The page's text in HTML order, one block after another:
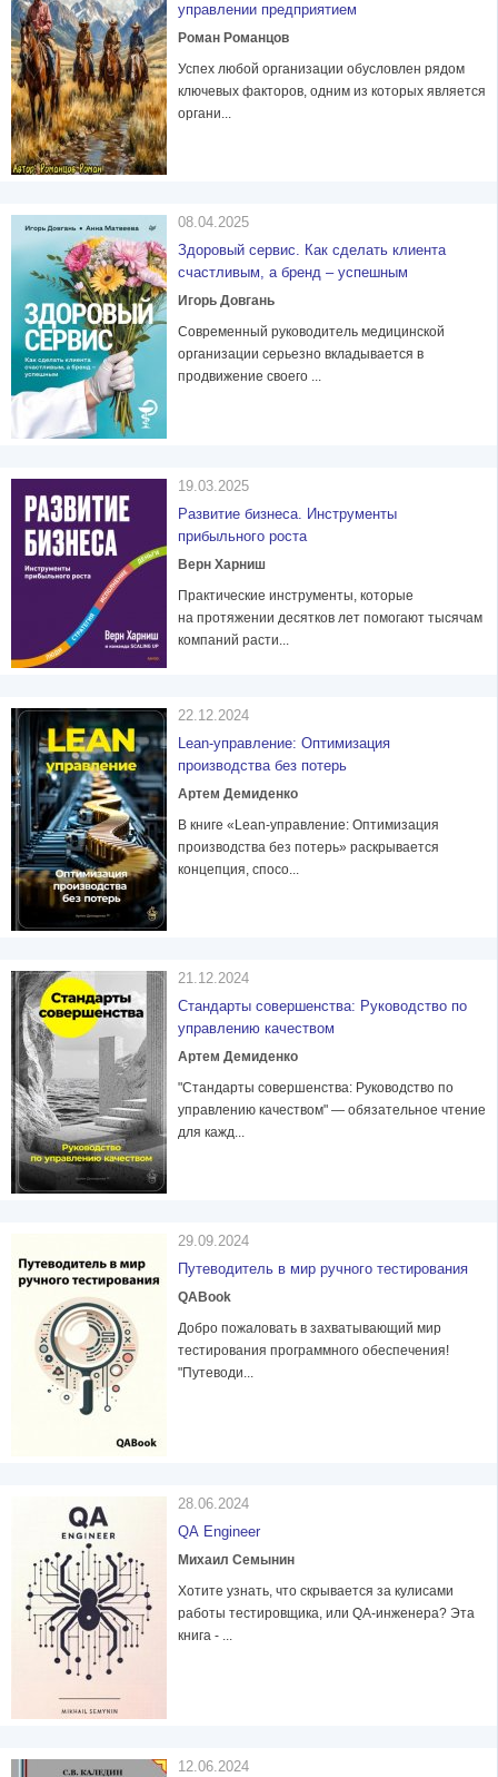
управлении предприятием
Роман Романцов
Успех любой организации обусловлен рядом
ключевых факторов, одним из которых является
органи...
08.04.2025
Здоровый сервис. Как сделать клиента
счастливым, а бренд – успешным
Игорь Довгань
Современный руководитель медицинской
организации серьезно вкладывается в
продвижение своего ...
19.03.2025
Развитие бизнеса. Инструменты
прибыльного роста
Верн Харниш
Практические инструменты, которые
на протяжении десятков лет помогают тысячам
компаний расти...
22.12.2024
Lean-управление: Оптимизация
производства без потерь
Артем Демиденко
В книге «Lean-управление: Оптимизация
производства без потерь» раскрывается
концепция, спосо...
21.12.2024
Стандарты совершенства: Руководство по
управлению качеством
Артем Демиденко
"Стандарты совершенства: Руководство по
управлению качеством" — обязательное чтение
для кажд...
29.09.2024
Путеводитель в мир ручного тестирования
QABook
Добро пожаловать в захватывающий мир
тестирования программного обеспечения!
"Путеводи...
28.06.2024
QA Engineer
Михаил Семынин
Хотите узнать, что скрывается за кулисами
работы тестировщика, или QA-инженера? Эта
книга - ...
12.06.2024